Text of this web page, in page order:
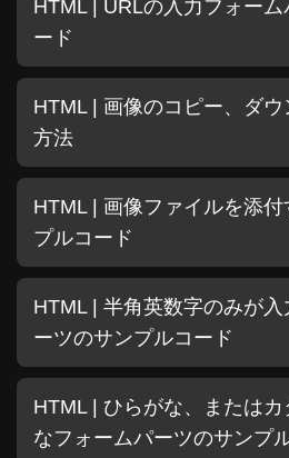
HTML | URLの入力フォー
ード
HTML | 画像のコピー、ダ
方法
HTML | 画像ファイルを添
プルコード
HTML | 半角英数字のみが
ーツのサンプルコード
HTML | ひらがな、または
なフォームパーツのサンプ